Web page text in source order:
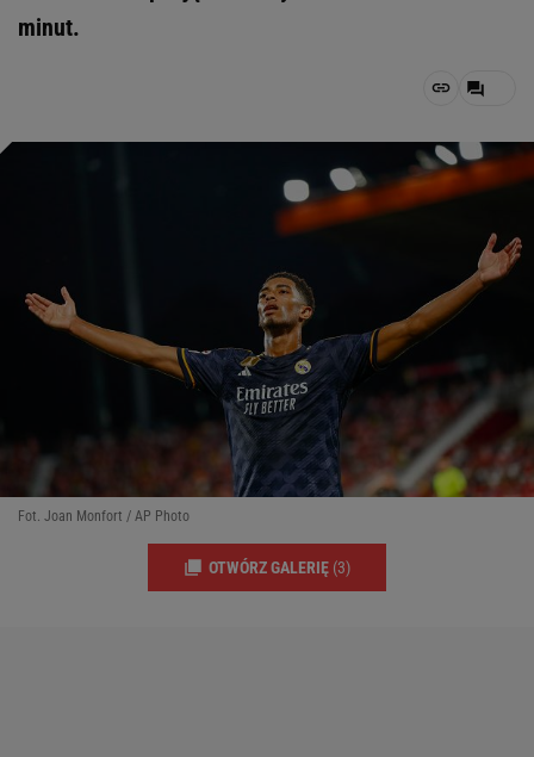
minut.
Fot. Joan Monfort / AP Photo
OTWÓRZ GALERIĘ (3)